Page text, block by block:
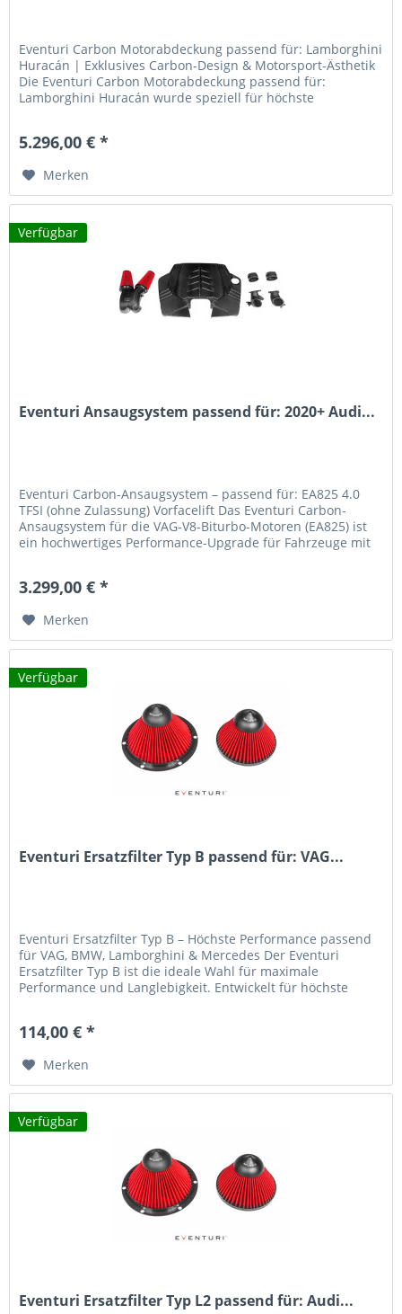
Eventuri Carbon Motorabdeckung passend für: Lamborghini
Huracán | Exklusives Carbon-Design & Motorsport-Ästhetik
Die Eventuri Carbon Motorabdeckung passend für:
Lamborghini Huracán wurde speziell für höchste
5.296,00 € *
Merken
Verfügbar
Eventuri Ansaugsystem passend für: 2020+ Audi...
Eventuri Carbon-Ansaugsystem – passend für: EA825 4.0
TFSI (ohne Zulassung) Vorfacelift Das Eventuri Carbon-
Ansaugsystem für die VAG-V8-Biturbo-Motoren (EA825) ist
ein hochwertiges Performance-Upgrade für Fahrzeuge mit
3.299,00 € *
Merken
Verfügbar
Eventuri Ersatzfilter Typ B passend für: VAG...
Eventuri Ersatzfilter Typ B – Höchste Performance passend
für VAG, BMW, Lamborghini & Mercedes Der Eventuri
Ersatzfilter Typ B ist die ideale Wahl für maximale
Performance und Langlebigkeit. Entwickelt für höchste
114,00 € *
Merken
Verfügbar
Eventuri Ersatzfilter Typ L2 passend für: Audi...